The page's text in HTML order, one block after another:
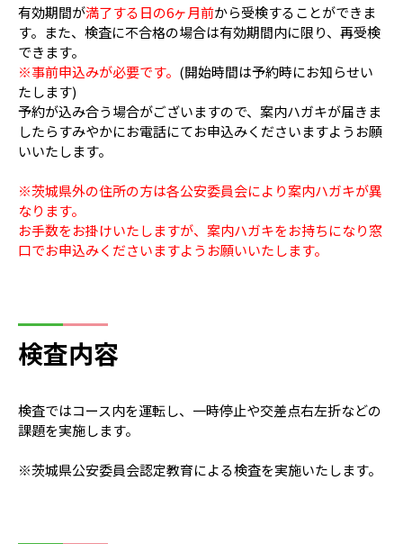
有効期間が満了する日の6ヶ月前から受検することができま
す。また、検査に不合格の場合は有効期間内に限り、再受検
できます。
※事前申込みが必要です。 (開始時間は予約時にお知らせい
たします)
予約が込み合う場合がございますので、案内ハガキが届きま
したらすみやかにお電話にてお申込みくださいますようお願
いいたします。
※茨城県外の住所の方は各公安委員会により案内ハガキが異
なります。
お手数をお掛けいたしますが、案内ハガキをお持ちになり窓
口でお申込みくださいますようお願いいたします。
検査内容
検査ではコース内を運転し、一時停止や交差点右左折などの
課題を実施します。
※茨城県公安委員会認定教育による検査を実施いたします。